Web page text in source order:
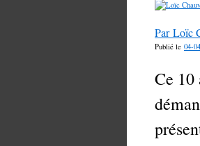
Par Loïc
Publié le 04-
Ce